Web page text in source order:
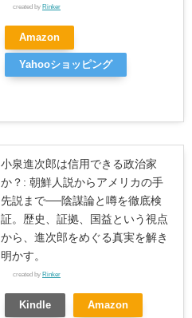
created by Rinker
Amazon
Yahooショッピング
小泉進次郎は信用できる政治家
か？: 朝鮮人説からアメリカの手
先説まで──陰謀論と噂を徹底検
証。歴史、証拠、国益という視点
から、進次郎をめぐる真実を解き
明かす。
created by Rinker
Kindle Amazon